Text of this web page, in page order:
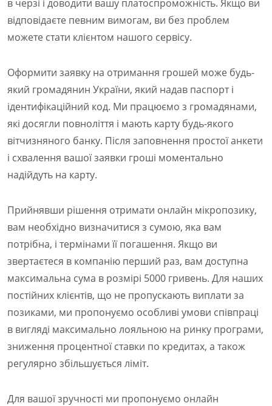
в черзі і доводити вашу платоспроможність. Якщо ви
відповідаєте певним вимогам, ви без проблем
можете стати клієнтом нашого сервісу.
Оформити заявку на отримання грошей може будь-
який громадянин України, який надав паспорт і
ідентифікаційний код. Ми працюємо з громадянами,
які досягли повноліття і мають карту будь-якого
вітчизняного банку. Після заповнення простої анкети
і схвалення вашої заявки гроші моментально
надійдуть на карту.
Прийнявши рішення отримати онлайн мікропозику,
вам необхідно визначитися з сумою, яка вам
потрібна, і термінами її погашення. Якщо ви
звертаєтеся в компанію перший раз, вам доступна
максимальна сума в розмірі 5000 гривень. Для наших
постійних клієнтів, що не пропускають виплати за
позиками, ми пропонуємо особливі умови співпраці
в вигляді максимально лояльною на ринку програми,
зниження процентної ставки по кредитах, а також
регулярно збільшується ліміт.
Для вашої зручності ми пропонуємо онлайн